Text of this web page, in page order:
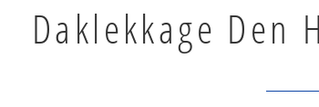
Daklekkage Den